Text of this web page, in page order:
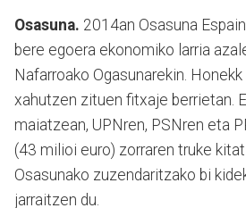
Osasuna. 2014an Osasuna
bere egoera ekonomiko larria
Nafarroako Ogasunarekin.
xahutzen zituen fitxaje berrietan.
maiatzean, UPNren, PSNren eta
(43 milioi euro) zorraren truke
Osasunako zuzendaritzako bi
jarraitzen du.